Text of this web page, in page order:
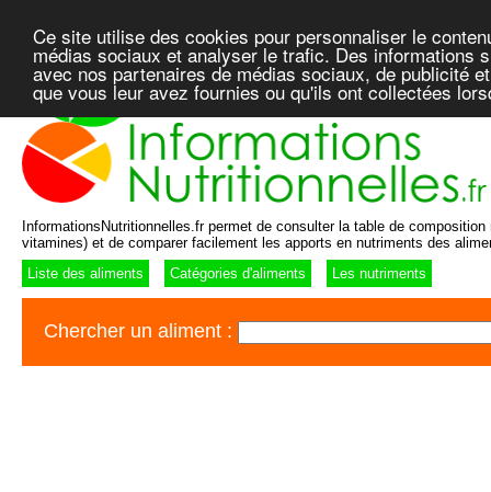
Ce site utilise des cookies pour personnaliser le
médias sociaux et analyser le trafic. Des informations
avec nos partenaires de médias sociaux, de publicité
que vous leur avez fournies ou qu'ils ont collectées
InformationsNutritionnelles.fr permet de consulter la table de
vitamines) et de comparer facilement les apports en nutriments des
Liste des aliments
Catégories d'aliments Les nutriments
Chercher un aliment :